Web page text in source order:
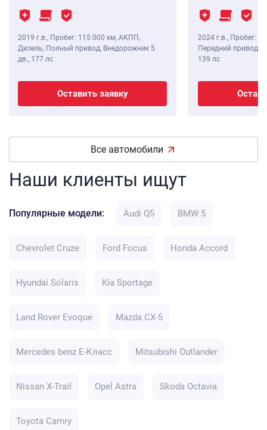
2019 г.в., Пробег: 115 000 км, АКПП,
Дизель, Полный привод, Внедорожник 5
дв., 177 лс
Оставить заявку
2024 г.в., Пробег: 8
Передний привод,
139 лс
Все автомобили
Наши клиенты ищут
Популярные модели: Audi Q5 BMW 5
Chevrolet Cruze Ford Focus Honda Accord
Hyundai Solaris Kia Sportage
Land Rover Evoque Mazda CX-5
Mercedes benz E-Класс Mitsubishi Outlander
Nissan X-Trail Opel Astra Skoda Octavia
Toyota Camry